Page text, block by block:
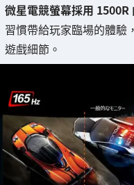
微星電競螢幕採用 1500R
習慣帶給玩家臨場的體驗
遊戲細節。